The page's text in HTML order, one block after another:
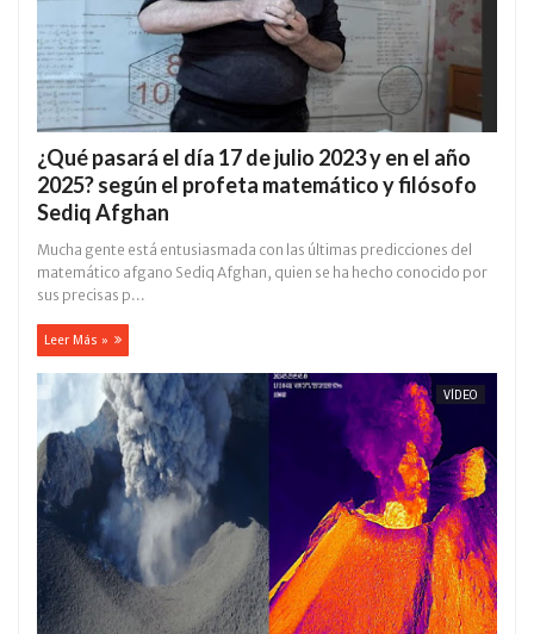
¿Qué pasará el día 17 de julio 2023 y en el año
2025? según el profeta matemático y filósofo
Sediq Afghan
Mucha gente está entusiasmada con las últimas predicciones del
matemático afgano Sediq Afghan, quien se ha hecho conocido por
sus precisas p...
Leer Más »
VÍDEO